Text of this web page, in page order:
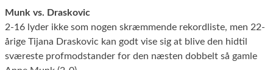
Munk vs. Draskovic
2-16 lyder ikke som nogen skræmmende rekordliste, men 22-
årige Tijana Draskovic kan godt vise sig at blive den hidtil
sværeste profmodstander for den næsten dobbelt så gamle